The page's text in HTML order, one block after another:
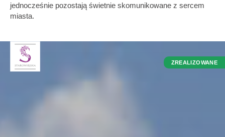
jednocześnie pozostają świetnie skomunikowane z sercem
miasta.
ZREALIZOWANE